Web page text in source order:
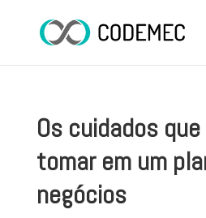
Os cuidados
tomar em um
negócios